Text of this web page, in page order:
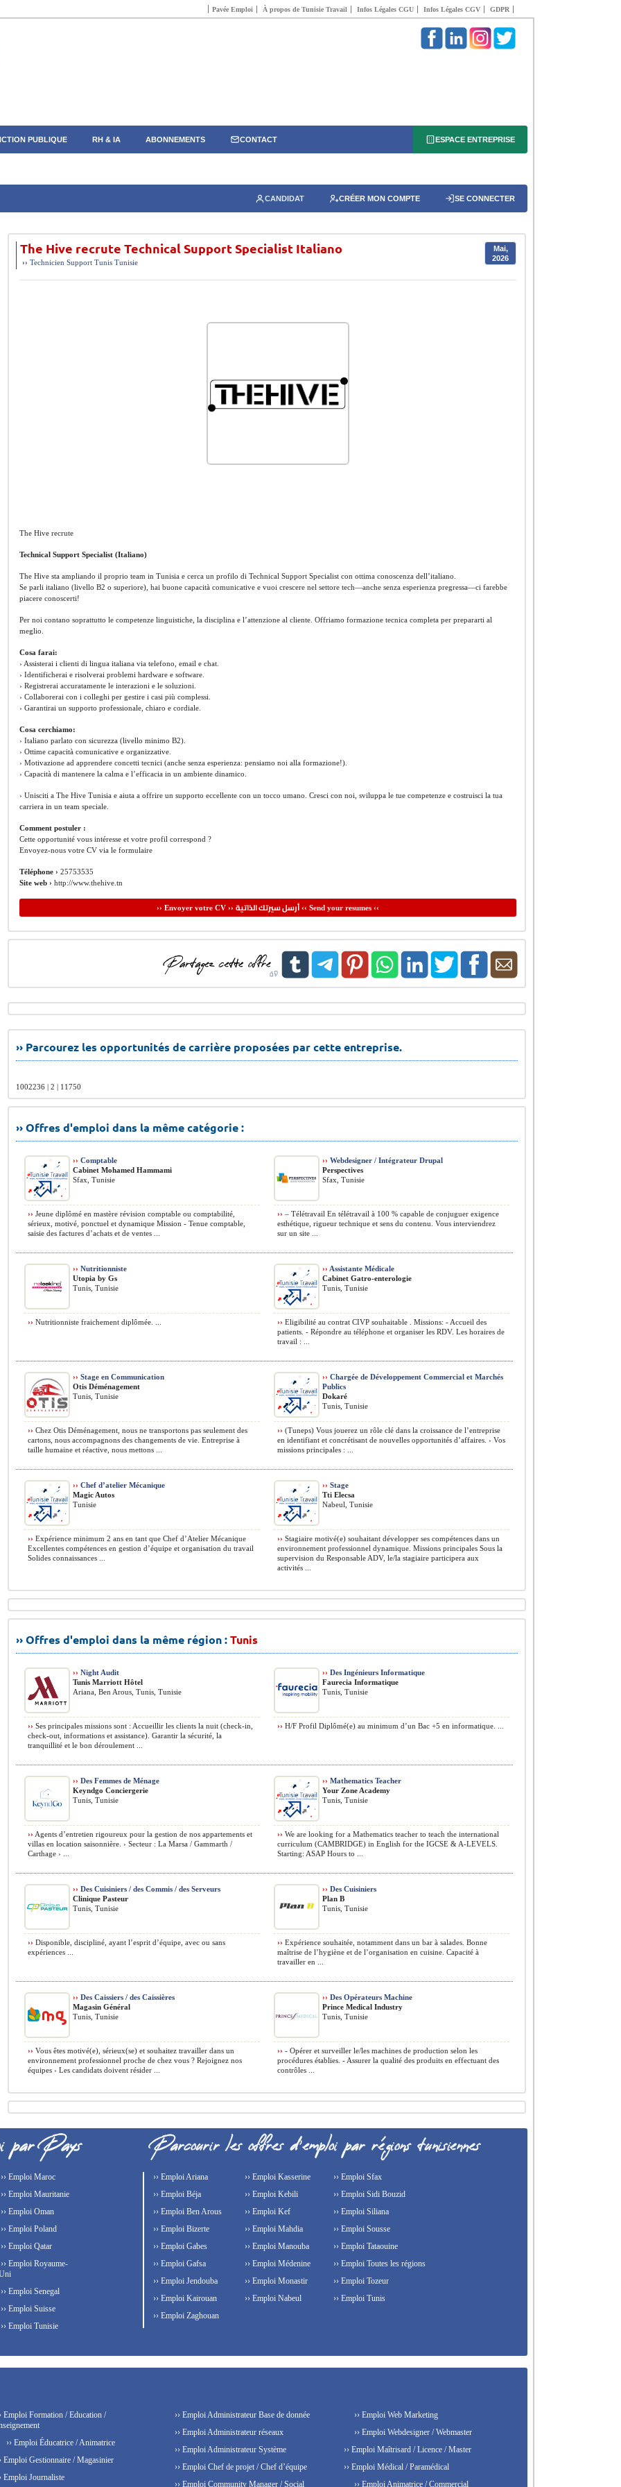
Pavée Emploi À propos de Tunisie Travail Infos Légales CGU Infos Légales CGV GDPR
PUBLIQUE RH & IA ABONNEMENTS CONTACT ESPACE ENTREPRISE
CANDIDAT CRÉER MON COMPTE SE CONNECTER
The Hive recrute Technical Support Specialist Italiano
Mai,
2026
›› Technicien Support Tunis Tunisie
The Hive recrute
Technical Support Specialist (Italiano)
The Hive sta ampliando il proprio team in Tunisia e cerca un profilo di Technical Support Specialist con ottima conoscenza dell’italiano.
Se parli italiano (livello B2 o superiore), hai buone capacità comunicative e vuoi crescere nel settore tech—anche senza esperienza pregressa—ci farebbe
piacere conoscerti!
Per noi contano soprattutto le competenze linguistiche, la disciplina e l’attenzione al cliente. Offriamo formazione tecnica completa per prepararti al
meglio.
Cosa farai:
› Assisterai i clienti di lingua italiana via telefono, email e chat.
› Identificherai e risolverai problemi hardware e software.
› Registrerai accuratamente le interazioni e le soluzioni.
› Collaborerai con i colleghi per gestire i casi più complessi.
› Garantirai un supporto professionale, chiaro e cordiale.
Cosa cerchiamo:
› Italiano parlato con sicurezza (livello minimo B2).
› Ottime capacità comunicative e organizzative.
› Motivazione ad apprendere concetti tecnici (anche senza esperienza: pensiamo noi alla formazione!).
› Capacità di mantenere la calma e l’efficacia in un ambiente dinamico.
› Unisciti a The Hive Tunisia e aiuta a offrire un supporto eccellente con un tocco umano. Cresci con noi, sviluppa le tue competenze e costruisci la tua
carriera in un team speciale.
Comment postuler :
Cette opportunité vous intéresse et votre profil correspond ?
Envoyez-nous votre CV via le formulaire
Téléphone › 25753535
Site web › http://www.thehive.tn
›› Envoyer votre CV ›› أرسل سيرتك الذاتية‹‹ Send your resumes ‹‹
›› Parcourez les opportunités de carrière proposées par cette entreprise.
1002236 | 2 | 11750
›› Offres d'emploi dans la même catégorie :
›› Comptable
Cabinet Mohamed Hammami
Sfax, Tunisie
›› Jeune diplômé en mastère révision comptable ou comptabilité,
sérieux, motivé, ponctuel et dynamique Mission - Tenue comptable,
saisie des factures d’achats et de ventes ...
›› Webdesigner / Intégrateur Drupal
Perspectives
Sfax, Tunisie
›› – Télétravail En télétravail à 100 % capable de conjuguer exigence
esthétique, rigueur technique et sens du contenu. Vous interviendrez
sur un site ...
›› Nutritionniste
Utopia by Gs
Tunis, Tunisie
›› Nutritionniste fraichement diplômée. ...
›› Assistante Médicale
Cabinet Gatro-enterologie
Tunis, Tunisie
›› Eligibilité au contrat CIVP souhaitable . Missions: - Accueil des
patients. - Répondre au téléphone et organiser les RDV. Les horaires de
travail : ...
›› Stage en Communication
Otis Déménagement
Tunis, Tunisie
›› Chez Otis Déménagement, nous ne transportons pas seulement des
cartons, nous accompagnons des changements de vie. Entreprise à
taille humaine et réactive, nous mettons ...
›› Chargée de Développement Commercial et Marchés
Publics
Dokaré
Tunis, Tunisie
›› (Tuneps) Vous jouerez un rôle clé dans la croissance de l’entreprise
en identifiant et concrétisant de nouvelles opportunités d’affaires. › Vos
missions principales : ...
›› Chef d’atelier Mécanique
Magic Autos
Tunisie
›› Expérience minimum 2 ans en tant que Chef d’Atelier Mécanique
Excellentes compétences en gestion d’équipe et organisation du travail
Solides connaissances ...
›› Stage
Tti Elecsa
Nabeul, Tunisie
›› Stagiaire motivé(e) souhaitant développer ses compétences dans un
environnement professionnel dynamique. Missions principales Sous la
supervision du Responsable ADV, le/la stagiaire participera aux
activités ...
›› Offres d'emploi dans la même région :Tunis
›› Night Audit
Tunis Marriott Hôtel
Ariana, Ben Arous, Tunis, Tunisie
›› Ses principales missions sont : Accueillir les clients la nuit (check-in,
check-out, informations et assistance). Garantir la sécurité, la
tranquillité et le bon déroulement ...
›› Des Ingénieurs Informatique
Faurecia Informatique
Tunis, Tunisie
›› H/F Profil Diplômé(e) au minimum d’un Bac +5 en informatique. ...
›› Des Femmes de Ménage
Keyndgo Conciergerie
Tunis, Tunisie
›› Agents d’entretien rigoureux pour la gestion de nos appartements et
villas en location saisonnière. › Secteur : La Marsa / Gammarth /
Carthage › ...
›› Mathematics Teacher
Your Zone Academy
Tunis, Tunisie
›› We are looking for a Mathematics teacher to teach the international
curriculum (CAMBRIDGE) in English for the IGCSE & A-LEVELS.
Starting: ASAP Hours to ...
›› Des Cuisiniers / des Commis / des Serveurs
Clinique Pasteur
Tunis, Tunisie
›› Disponible, discipliné, ayant l’esprit d’équipe, avec ou sans
expériences ...
›› Des Cuisiniers
Plan B
Tunis, Tunisie
›› Expérience souhaitée, notamment dans un bar à salades. Bonne
maîtrise de l’hygiène et de l’organisation en cuisine. Capacité à
travailler en ...
›› Des Caissiers / des Caissières
Magasin Général
Tunis, Tunisie
›› Vous êtes motivé(e), sérieux(se) et souhaitez travailler dans un
environnement professionnel proche de chez vous ? Rejoignez nos
équipes › Les candidats doivent résider ...
›› Des Opérateurs Machine
Prince Medical Industry
Tunis, Tunisie
›› - Opérer et surveiller le/les machines de production selon les
procédures établies. - Assurer la qualité des produits en effectuant des
contrôles ...
›› Emploi Maroc
›› Emploi Mauritanie
›› Emploi Oman
›› Emploi Poland
›› Emploi Qatar
›› Emploi Royaume-
›› Emploi Senegal
›› Emploi Suisse
›› Emploi Tunisie
›› Emploi Ariana
›› Emploi Béja
›› Emploi Ben Arous
›› Emploi Bizerte
›› Emploi Gabes
›› Emploi Gafsa
›› Emploi Jendouba
›› Emploi Kairouan
›› Emploi Kasserine
›› Emploi Kebili
›› Emploi Kef
›› Emploi Mahdia
›› Emploi Manouba
›› Emploi Médenine
›› Emploi Monastir
›› Emploi Nabeul
›› Emploi Sfax
›› Emploi Sidi Bouzid
›› Emploi Siliana
›› Emploi Sousse
›› Emploi Tataouine
›› Emploi Toutes les régions
›› Emploi Tozeur
›› Emploi Tunis
›› Emploi Zaghouan
Emploi Formation / Education /
›› Emploi Éducatrice / Animatrice
Emploi Gestionnaire / Magasinier
Emploi Journaliste
›› Emploi Administrateur Base de donnée
›› Emploi Administrateur réseaux
›› Emploi Administrateur Système
›› Emploi Chef de projet / Chef d’équipe
›› Emploi Community Manager / Social
›› Emploi Web Marketing
›› Emploi Webdesigner / Webmaster
›› Emploi Maîtrisard / Licence / Master
›› Emploi Médical / Paramédical
›› Emploi Animatrice / Commercial